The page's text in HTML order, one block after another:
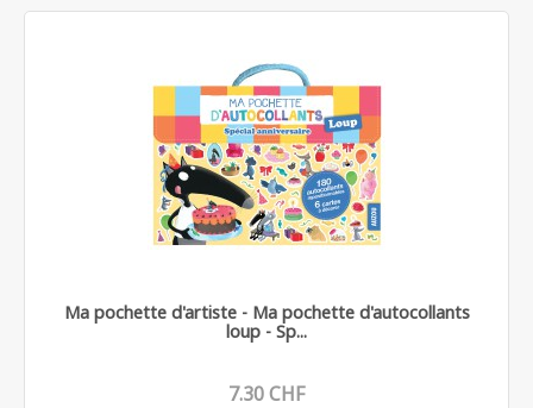
Ma pochette d'artiste - Ma pochette d'autocollants
loup - Sp...
7.30 CHF